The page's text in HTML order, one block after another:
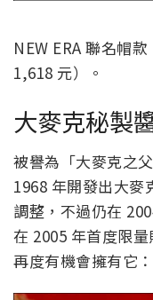
NEW ERA 聯名帽
1,618 元）。
大麥克秘製
被譽為「大麥克之
1968 年開發出大麥
調整，不過仍在
在 2005 年首度限
再度有機會擁有它：